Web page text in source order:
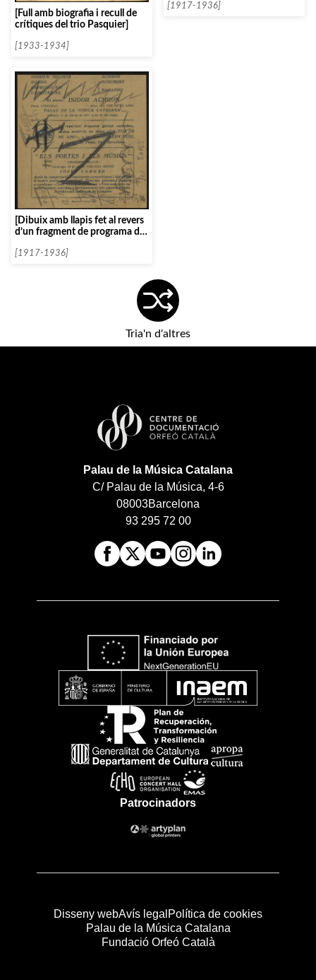
[Full amb biografia i recull de
crítiques del trio Pasquier]
[1933-1934]
[1917-1936]
[Dibuix amb llapis fet al revers
d’un fragment de programa de
[1917-1936]
Tria'n d'altres
Palau de la Música Catalana
C/ Palau de la Música, 4-6
08003Barcelona
93 295 72 00
Patrocinadors
Disseny webAvís legal Política de cookies
Palau de la Música Catalana
Fundació Orfeó Català